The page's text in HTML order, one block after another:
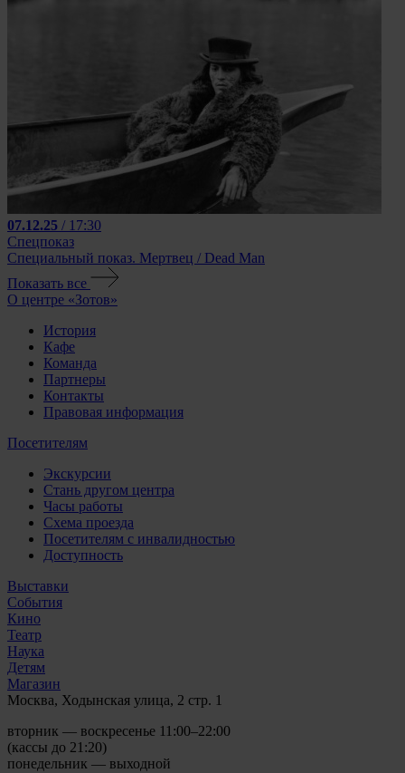
07.12.25 / 17:30
Спецпоказ
Специальный показ. Мертвец / Dead Man
Показать все
О центре «Зотов»
История
Кафе
Команда
Партнеры
Контакты
Правовая информация
Посетителям
Экскурсии
Стань другом центра
Часы работы
Схема проезда
Посетителям с инвалидностью
Доступность
Выставки
События
Кино
Театр
Наука
Детям
Магазин
Москва, Ходынская улица, 2 стр. 1
вторник — воскресенье 11:00–22:00
(кассы до 21:20)
понедельник — выходной